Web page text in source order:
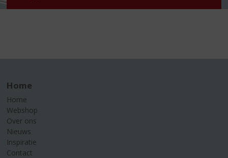
Home
Home
Webshop
Over ons
Nieuws
Inspiratie
Contact